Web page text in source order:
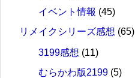
イベント情報 (45)
リメイクシリーズ感想 (65)
3199感想 (11)
むらかわ版2199 (5)